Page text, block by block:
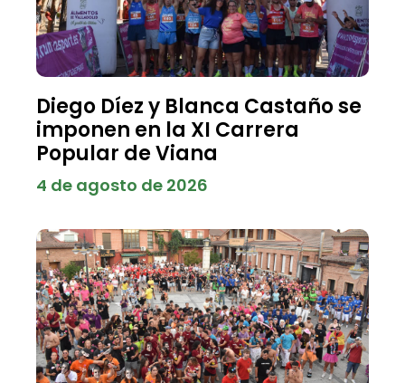
Diego Díez y Blanca Castaño se
imponen en la XI Carrera
Popular de Viana
4 de agosto de 2026